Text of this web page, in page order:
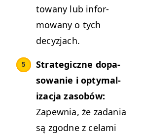
towany lub infor­
mowany o tych
decyzjach.
Strate­giczne dopa­
sowanie i opty­mal­
iza­c­ja zasobów:
Zapew­nia, że zada­nia
są zgodne z cela­mi